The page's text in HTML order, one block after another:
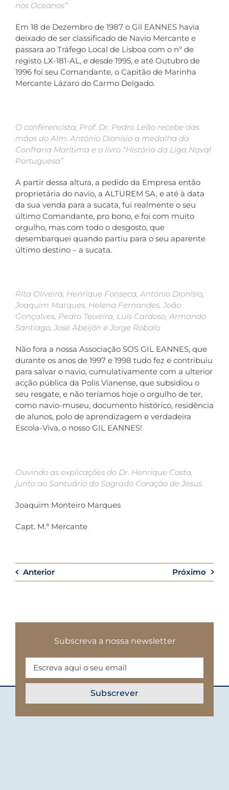
nos Oceanos”
Em 18 de Dezembro de 1987 o Gil EANNES havia
deixado de ser classificado de Navio Mercante e
passara ao Tráfego Local de Lisboa com o nº de
registo LX-181-AL, e desde 1995, e até Outubro de
1996 foi seu Comandante, o Capitão de Marinha
Mercante Lázaro do Carmo Delgado.
O conferencista, Prof. Dr. Pedro Leão recebe das
mãos do Alm. António Dionísio a medalha da
Confraria Marítima e o livro “História da Liga Naval
Portuguesa”
A partir dessa altura, a pedido da Empresa então
proprietária do navio, a ALTUREM SA, e até à data
da sua venda para a sucata, fui realmente o seu
último Comandante, pro bono, e foi com muito
orgulho, mas com todo o desgosto, que
desembarquei quando partiu para o seu aparente
último destino – a sucata.
Rita Oliveira, Henrique Fonseca, António Dionísio,
Joaquim Marques, Helena Fernandes, João
Gonçalves, Pedro Teixeira, Luís Cardoso, Armando
Santiago, José Abeijón e Jorge Robalo
Não fora a nossa Associação SOS GIL EANNES, que
durante os anos de 1997 e 1998 tudo fez e contribuiu
para salvar o navio, cumulativamente com a ulterior
acção pública da Polis Vianense, que subsidiou o
seu resgate, e não teríamos hoje o orgulho de ter,
como navio-museu, documento histórico, residência
de alunos, polo de aprendizagem e verdadeira
Escola-Viva, o nosso GIL EANNES!
Ouvindo as explicações do Dr. Henrique Costa,
junto ao Santuário do Sagrado Coração de Jesus
Joaquim Monteiro Marques
Capt. M.ª Mercante
Anterior Próximo
Subscreva a nossa newsletter